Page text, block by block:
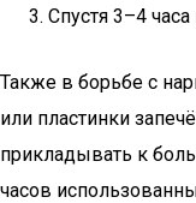
Спустя 3–4
Также в борьбе с
или пластинки
прикладывать к
часов